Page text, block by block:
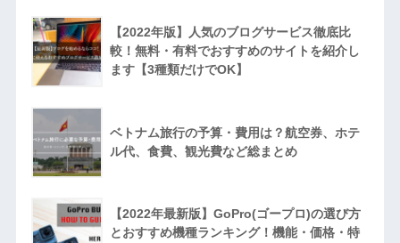
【2022年版】人気のブログサービス徹底比
較！無料・有料でおすすめのサイトを紹介し
ます【3種類だけでOK】
ベトナム旅行の予算・費用は？航空券、ホテ
ル代、食費、観光費など総まとめ
【2022年最新版】GoPro(ゴープロ)の選び方
とおすすめ機種ランキング！機能・価格・特